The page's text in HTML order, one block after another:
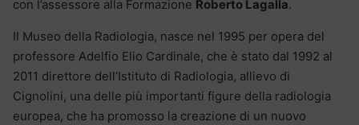
con l’assessore alla Formazione Roberto Lagalla.
Il Museo della Radiologia, nasce nel 1995 per opera del
professore Adelfio Elio Cardinale, che è stato dal 1992 al
2011 direttore dell’Istituto di Radiologia, allievo di
Cignolini, una delle più importanti figure della radiologia
europea, che ha promosso la creazione di un nuovo